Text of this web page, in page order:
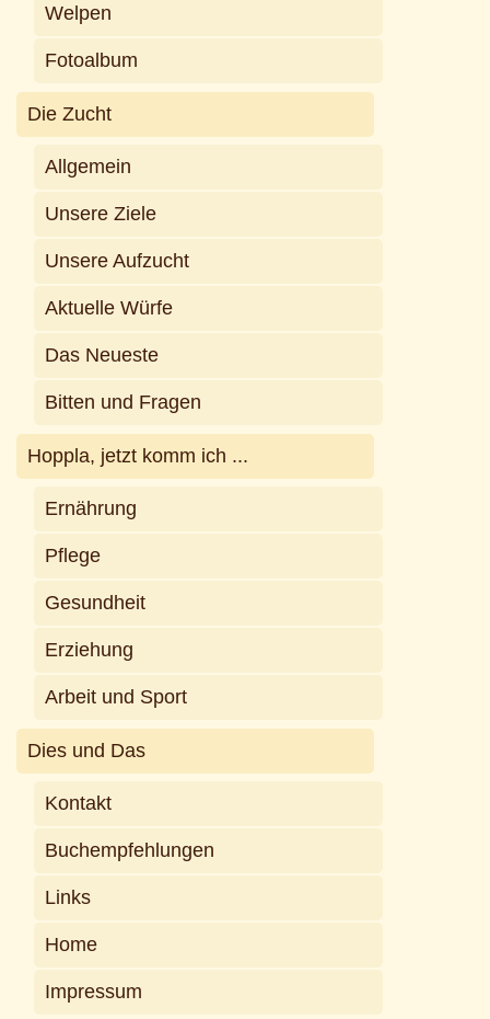
Welpen
Fotoalbum
Die Zucht
Allgemein
Unsere Ziele
Unsere Aufzucht
Aktuelle Würfe
Das Neueste
Bitten und Fragen
Hoppla, jetzt komm ich ...
Ernährung
Pflege
Gesundheit
Erziehung
Arbeit und Sport
Dies und Das
Kontakt
Buchempfehlungen
Links
Home
Impressum